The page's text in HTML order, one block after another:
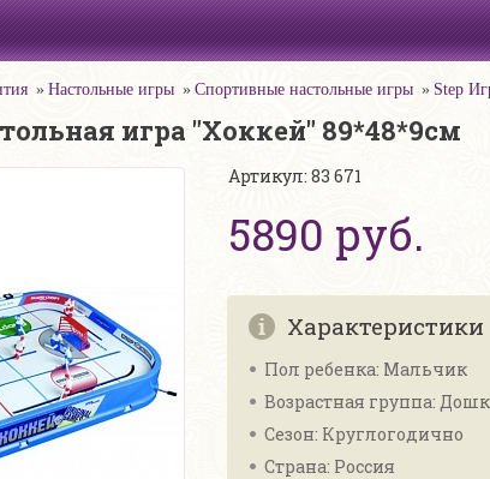
Настольные игры Спортивные настольные игры Step
игра "Хоккей" 89*48*9см
Артикул: 83 671
5890 руб.
Характеристики
Пол ребенка: Мальчик
Возрастная группа:
Сезон: Круглогодично
Страна: Россия